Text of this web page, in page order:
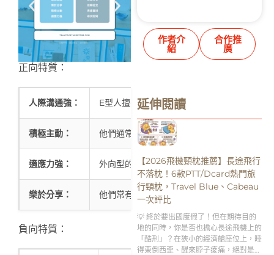
正向特質：
人際溝通強： E型人擅長與人互動，善於建立和維護良好的
積極主動： 他們通常能夠快速行動，敢於嘗試新事物，不
適應力強： 外向型的人在變化和多樣性中表現出色，樂於
樂於分享： 他們常有良好的團隊精神，喜歡與他人分享經
負向特質：
作者介
紹
合作推
廣
延伸閱讀
【2026飛機頸枕推薦】長途飛行
不落枕！6款PTT/Dcard熱門旅
行頸枕，Travel Blue、Cabeau
一次評比
💡 終於要出國度假了！但在期待目的
地的同時，你是否也擔心長途飛機上的
「酷刑」？在狹小的經濟艙座位上，睡
得東倒西歪、醒來脖子痠痛，絕對是破